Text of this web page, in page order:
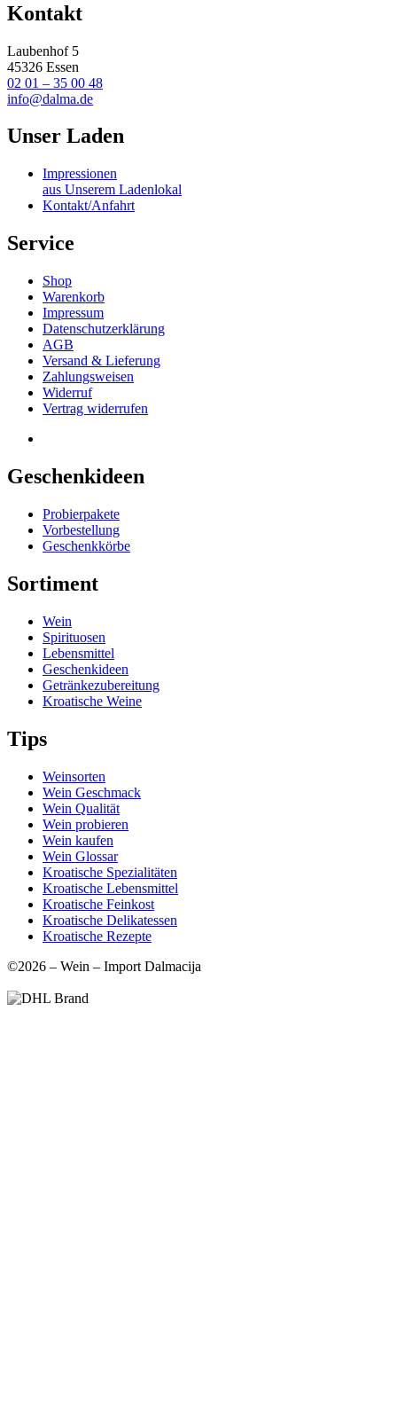
Kontakt
Laubenhof 5
45326 Essen
02 01 – 35 00 48
info@dalma.de
Unser Laden
Impressionen
aus Unserem Ladenlokal
Kontakt/Anfahrt
Service
Shop
Warenkorb
Impressum
Datenschutzerklärung
AGB
Versand & Lieferung
Zahlungsweisen
Widerruf
Vertrag widerrufen
Geschenkideen
Probierpakete
Vorbestellung
Geschenkkörbe
Sortiment
Wein
Spirituosen
Lebensmittel
Geschenkideen
Getränkezubereitung
Kroatische Weine
Tips
Weinsorten
Wein Geschmack
Wein Qualität
Wein probieren
Wein kaufen
Wein Glossar
Kroatische Spezialitäten
Kroatische Lebensmittel
Kroatische Feinkost
Kroatische Delikatessen
Kroatische Rezepte
©2026 – Wein – Import Dalmacija